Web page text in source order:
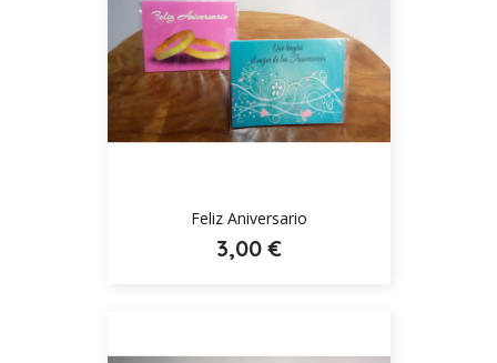
Feliz Aniversario
3,00 €